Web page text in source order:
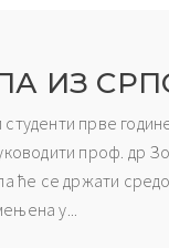
ИЗ
прве
проф. др
ће се држати
у...